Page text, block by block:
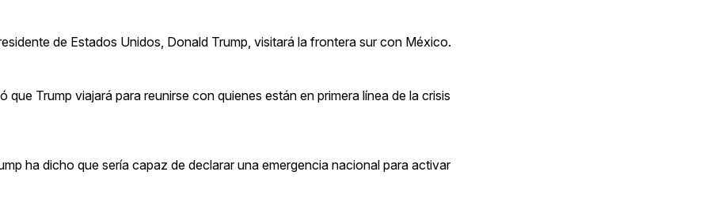
de Estados Unidos, Donald Trump, visitará la frontera sur con México.
Trump viajará para reunirse con quienes están en primera línea de la crisis
ha dicho que sería capaz de declarar una emergencia nacional para activar